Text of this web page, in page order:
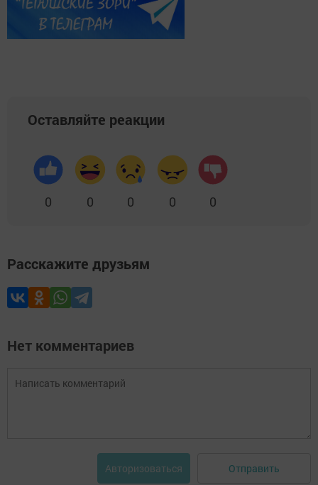
Оставляйте реакции
0 0 0 0 0
Расскажите друзьям
Нет комментариев
Авторизоваться Отправить